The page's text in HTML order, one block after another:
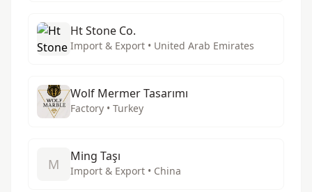
Ht Stone Co.
Import & Export • United Arab Emirates
Wolf Mermer Tasarımı
Factory • Turkey
M Ming Taşı
Import & Export • China